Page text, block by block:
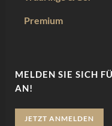
Premium
MELDEN SIE SICH
AN!
JETZT ANMELDEN